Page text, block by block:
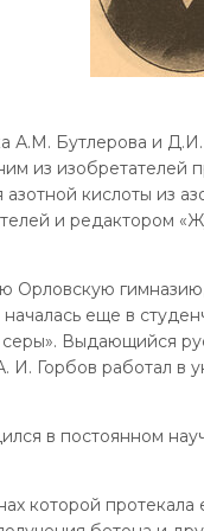
А.М. Бутлерова и
из изобретателей
кислоты из
и редактором
Орловскую
еще в
Выдающийся
Горбов работал в
в постоянном
которой протекала